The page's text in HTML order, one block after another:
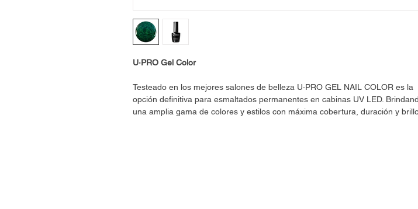
U·PRO Gel Color
Testeado en los mejores salones de belleza U·PRO GEL NAIL COLOR es la
opción definitiva para esmaltados permanentes en cabinas UV LED.
una amplia gama de colores y estilos con máxima cobertura, duración y